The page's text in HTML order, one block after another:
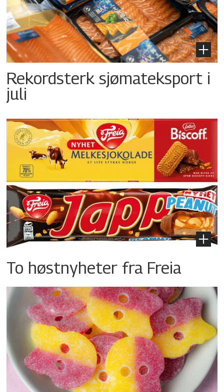
Rekordsterk sjømateksport i
juli
To høstnyheter fra Freia